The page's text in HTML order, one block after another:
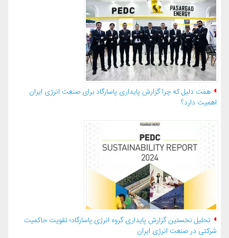
هفت دلیل که چرا گزارش پایداری پاسارگاد برای صنعت انرژی ایران
اهمیت دارد؟
تحلیل نخستین گزارش پایداری گروه انرژی پاسارگاد؛ تقویت حاکمیت
شرکتی در صنعت انرژی ایران